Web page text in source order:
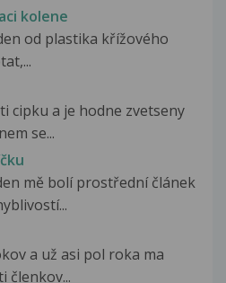
kolene
od plastika křížového
cipku a je hodne zvetseny
se...
mě bolí prostřední článek
a už asi pol roka ma
členkov...